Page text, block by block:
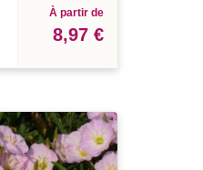
À partir de
8,97 €